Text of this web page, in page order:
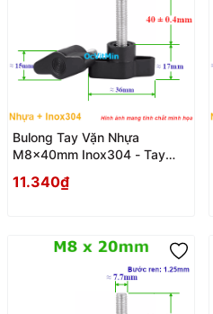
Bulong Tay Vặn Nhựa
M8x40mm Inox304 - Tay
11.340₫